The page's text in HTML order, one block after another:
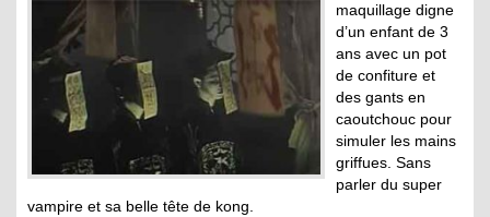
maquillage digne
d’un enfant de 3
ans avec un pot
de confiture et
des gants en
caoutchouc pour
simuler les mains
griffues. Sans
parler du super
vampire et sa belle tête de kong.